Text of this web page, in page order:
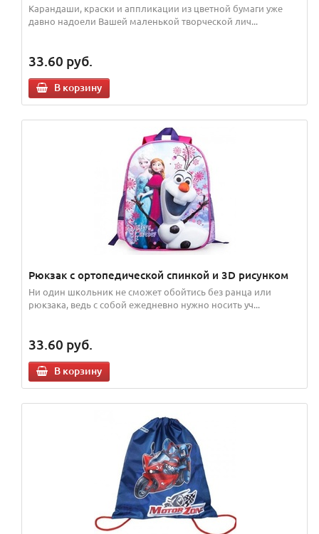
Карандаши, краски и аппликации из цветной бумаги уже
давно надоели Вашей маленькой творческой лич...
33.60 руб.
В корзину
Рюкзак с ортопедической спинкой и 3D рисунком
Ни один школьник не сможет обойтись без ранца или
рюкзака, ведь с собой ежедневно нужно носить уч...
33.60 руб.
В корзину